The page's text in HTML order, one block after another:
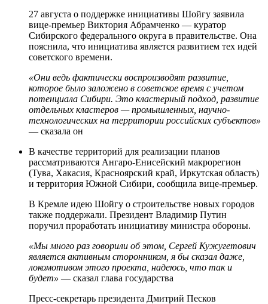
27 августа о поддержке инициативы Шойгу заявила
вице-премьер Виктория Абрамченко — куратор
Сибирского федерального округа в правительстве. Она
пояснила, что инициатива является развитием тех идей
советского времени.
«Они ведь фактически воспроизводят развитие,
которое было заложено в советское время с учетом
потенциала Сибири. Это кластерный подход, развитие
отдельных кластеров — промышленных, научно-
технологических на территории российских субъектов»
— сказала он
В качестве территорий для реализации планов
рассматриваются Ангаро-Енисейский макрорегион
(Тува, Хакасия, Красноярский край, Иркутская область)
и территория Южной Сибири, сообщила вице-премьер.
В Кремле идею Шойгу о строительстве новых городов
также поддержали. Президент Владимир Путин
поручил проработать инициативу министра обороны.
«Мы много раз говорили об этом, Сергей Кужугетович
является активным сторонником, я бы сказал даже,
локомотивом этого проекта, надеюсь, что так и
будет» — сказал глава государства
Пресс-секретарь президента Дмитрий Песков